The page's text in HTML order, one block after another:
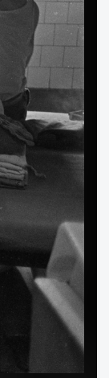
1987 · Márianosztra
Márianosztrai Fegyház
1987 · Márianosztra
Márianosztrai Fegyház és